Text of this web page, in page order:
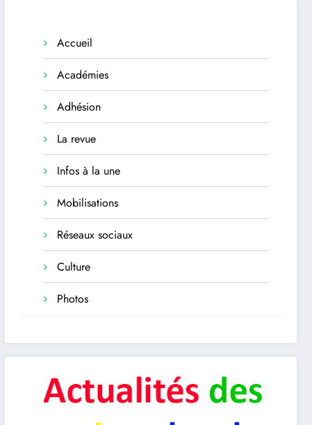
Accueil
Académies
Adhésion
La revue
Infos à la une
Mobilisations
Réseaux sociaux
Culture
Photos